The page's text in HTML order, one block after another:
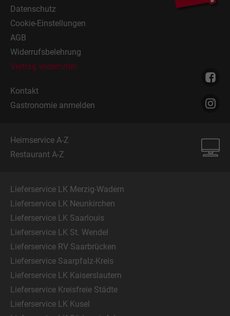
Datenschutz
Cookie-Einstellungen
AGB
Widerrufsbelehrung
Vertrag widerrufen
Kontakt
Gastronomie anmelden
Heimservice A-Z
Restaurant A-Z
Lieferservice LK Merzig-Wadern
Lieferservice LK Neunkirchen
Lieferservice LK Saarlouis
Lieferservice LK St. Wendel
Lieferservice RV Saarbrücken
Lieferservice Saarpfalz-Kreis
Lieferservice LK Kaiserslautern
Lieferservice Kreisfreie Städte
Lieferservice LK Kusel